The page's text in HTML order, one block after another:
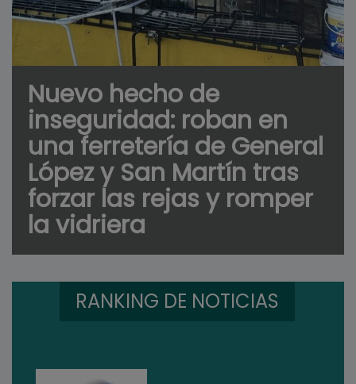
Nuevo hecho de
inseguridad: roban en
una ferretería de General
López y San Martín tras
forzar las rejas y romper
la vidriera
RANKING DE NOTICIAS